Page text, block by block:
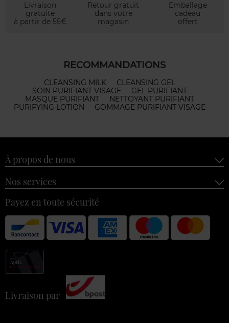
Livraison
gratuite
à partir de 55€
Retour gratuit
dans votre
magasin
Emballage
cadeau
offert
RECOMMANDATIONS
CLEANSING MILK
CLEANSING GEL
SOIN PURIFIANT VISAGE
GEL PURIFIANT
MASQUE PURIFIANT
NETTOYANT PURIFIANT
PURIFYING LOTION
GOMMAGE PURIFIANT VISAGE
À propos de nous
Nos services
Payez en toute sécurité
Livraison par